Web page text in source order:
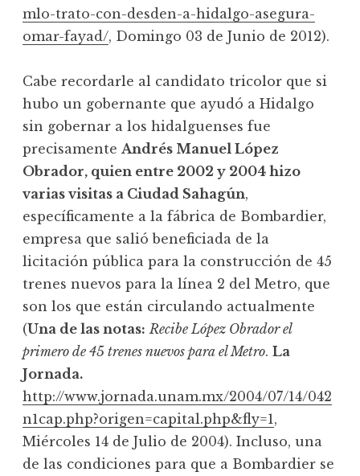
mlo-trato-con-desden-a-hidalgo-asegura-
omar-fayad/, Domingo 03 de Junio de 2012).
Cabe recordarle al candidato tricolor que si
hubo un gobernante que ayudó a Hidalgo
sin gobernar a los hidalguenses fue
precisamente Andrés Manuel López
Obrador, quien entre 2002 y 2004 hizo
varias visitas a Ciudad Sahagún,
específicamente a la fábrica de Bombardier,
empresa que salió beneficiada de la
licitación pública para la construcción de 45
trenes nuevos para la línea 2 del Metro, que
son los que están circulando actualmente
(Una de las notas: Recibe López Obrador el
primero de 45 trenes nuevos para el Metro. La
Jornada.
http://www.jornada.unam.mx/2004/07/14/042
n1cap.php?origen=capital.php&fly=1 ,
Miércoles 14 de Julio de 2004). Incluso, una
de las condiciones para que a Bombardier se